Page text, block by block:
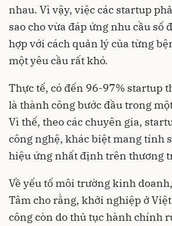
nhau. Vì vậy, việc các startup
sao cho vừa đáp ứng nhu cầu số
hợp với cách quản lý của từng
một yêu cầu rất khó.
Thực tế, có đến 96-97% startup
là thành công bước đầu trong
Vì thế, theo các chuyên gia,
công nghệ, khác biệt mang tính
hiệu ứng nhất định trên thương
Về yếu tố môi trường kinh
Tâm cho rằng, khởi nghiệp ở
công còn do thủ tục hành chính